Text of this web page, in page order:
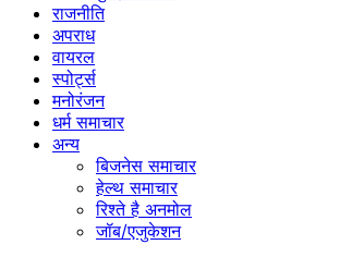
राजनीति
अपराध
वायरल
स्पोर्ट्स
मनोरंजन
धर्म समाचार
अन्य
बिजनेस समाचार
हेल्थ समाचार
रिश्ते है अनमोल
जॉब/एजुकेशन